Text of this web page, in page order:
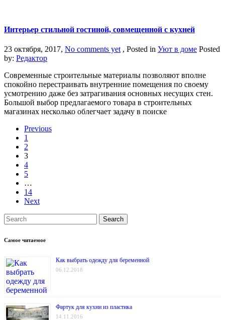
Интерьер стильной гостиной, совмещенной с кухней
23 октября, 2017, No comments yet , Posted in Уют в доме Posted
by: Редактор
Современные строительные материалы позволяют вполне
спокойно перестраивать внутренние помещения по своему
усмотрению даже без затрагивания основных несущих стен.
Большой выбор предлагаемого товара в строительных
магазинах несколько облегчает задачу в поиске
Previous
1
2
3
4
5
…
14
Next
Search
Самое читаемое
Как выбрать одежду для беременной
06.12.2018
Фартук для кухни из пластика
14.11.2016